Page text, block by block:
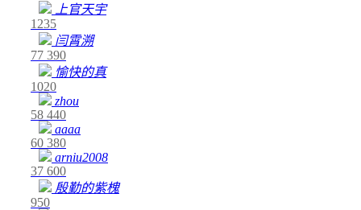
上官天宇
1235
闫霄溯
77 390
愉快的真
1020
zhou
58 440
aaaa
60 380
arniu2008
37 600
殷勤的紫槐
950